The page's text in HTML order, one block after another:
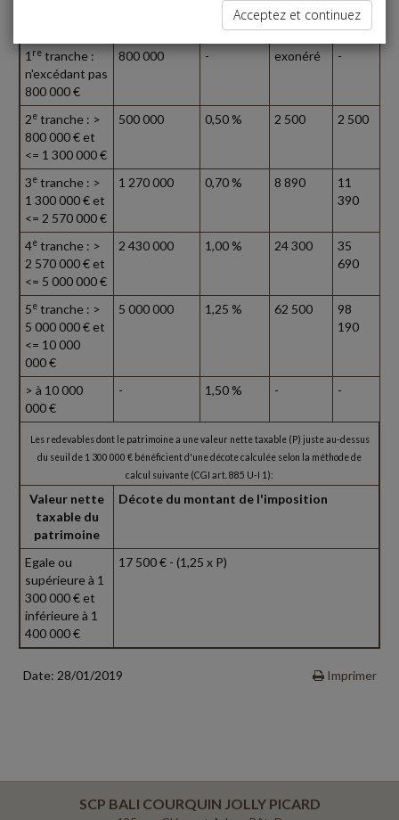
l'impôt
(en €)
1 re tranche :
n'excédant pas
800 000 €
800 000 - exonéré -
2e tranche : >
800 000 € et
<= 1 300 000 €
500 000 0,50 % 2 500 2 500
3e tranche : >
1 300 000 € et
<= 2 570 000 €
1 270 000 0,70 % 8 890
11
390
4e tranche : >
2 570 000 € et
<= 5 000 000 €
2 430 000 1,00 % 24 300
35
690
5e tranche : >
5 000 000 € et
<= 10 000
000 €
5 000 000 1,25 % 62 500
98
190
> à 10 000
000 €
- 1,50 % - -
Les redevables dont le patrimoine a une valeur nette taxable (P) juste au-dessus
du seuil de 1 300 000 € bénéficient d'une décote calculée selon la méthode de
calcul suivante (CGI art. 885 U-I 1):
Valeur nette
taxable du
patrimoine
Décote du montant de l'imposition
Egale ou
supérieure à 1
300 000 € et
inférieure à 1
400 000 €
17 500 € - (1,25 x P)
Date: 28/01/2019 Imprimer
SCP BALI COURQUIN JOLLY PICARD
Acceptez et continuez